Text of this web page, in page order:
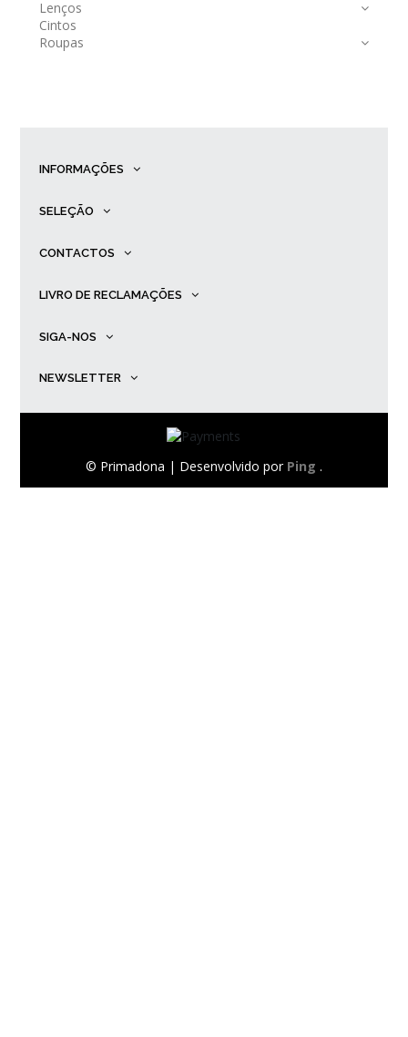
Lenços
Cintos
Roupas
INFORMAÇÕES
SELEÇÃO
CONTACTOS
LIVRO DE RECLAMAÇÕES
SIGA-NOS
NEWSLETTER
© Primadona | Desenvolvido por Ping .